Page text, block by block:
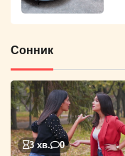
Сонник
3 хв. 0